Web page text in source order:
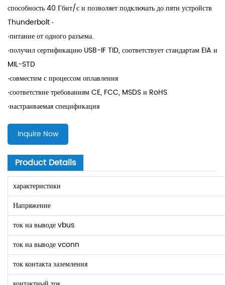
способность 40 Гбит/с и позволяет подключать до пяти устройств
Thunderbolt ‧
‧питание от одного разъема.
‧получил сертификацию USB-IF TID, соответствует стандартам EIA и
MIL-STD
‧совместим с процессом оплавления
‧соответствие требованиям CE, FCC, MSDS и RoHS
‧настраиваемая спецификация
Inquire Now
Product Details
характеристики
Напряжение
ток на выводе vbus
ток на выводе vconn
ток контакта заземления